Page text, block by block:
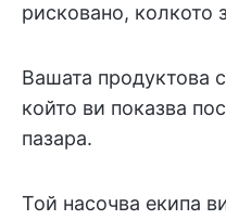
рисковано, колкото
Вашата продуктова
който ви показва
пазара.
Той насочва екипа